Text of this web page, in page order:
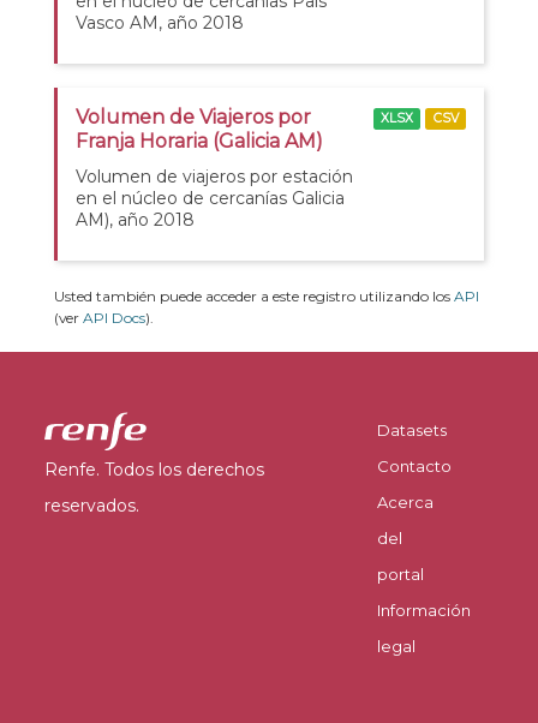
Vasco AM, año 2018
Volumen de Viajeros por
Franja Horaria (Galicia AM)
Volumen de viajeros por estación
en el núcleo de cercanías Galicia
AM), año 2018
XLSX CSV
Usted también puede acceder a este registro utilizando los API
(ver API Docs).
Renfe. Todos los derechos
reservados.
Datasets
Contacto
Acerca
del
portal
Información
legal